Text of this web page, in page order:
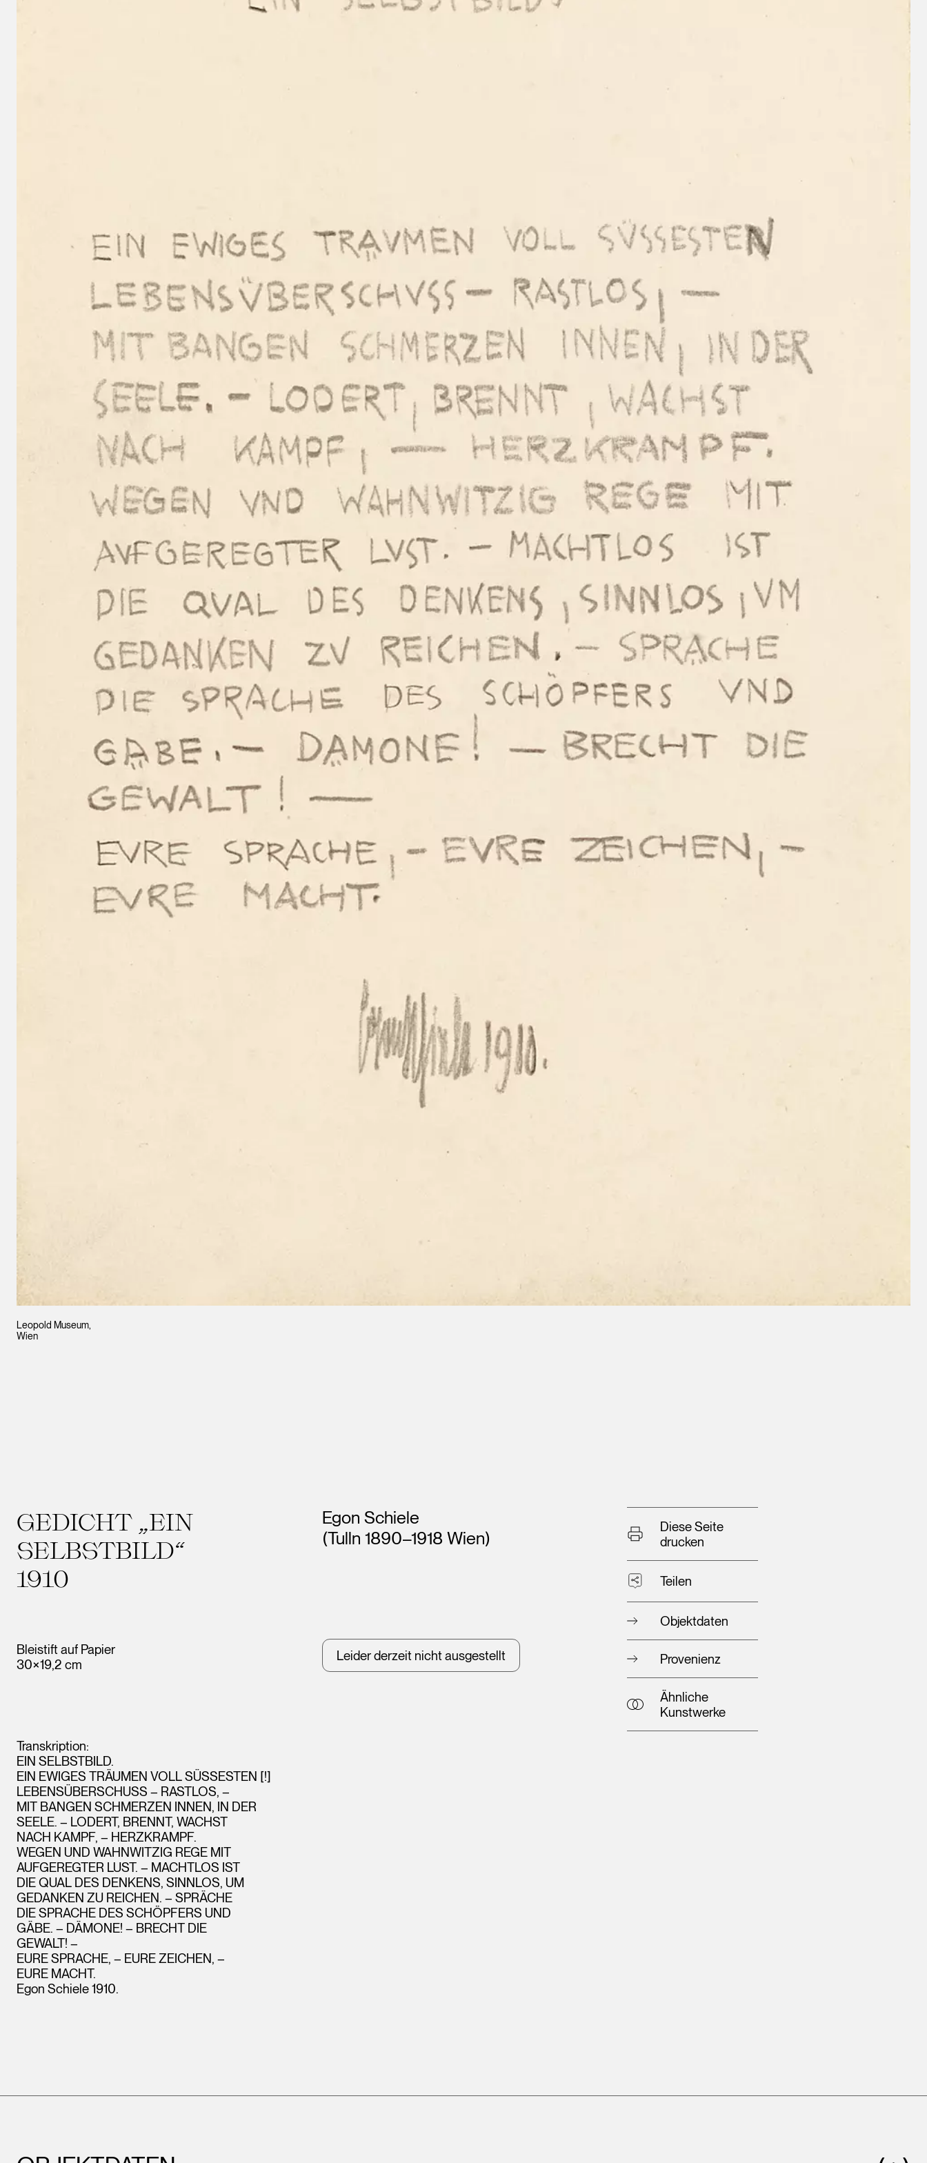
Leopold Museum,
Wien
GEDICHT „EIN
SELBSTBILD“
1910
Bleistift auf Papier
30×19,2 cm
Künstler*innen
Egon Schiele
(Tulln 1890–1918 Wien)
Leider derzeit nicht ausgestellt
Diese Seite
drucken
Teilen
Objektdaten
Provenienz
Ähnliche
Kunstwerke
Transkription:
EIN SELBSTBILD.
EIN EWIGES TRÄUMEN VOLL SÜSSESTEN [!]
LEBENSÜBERSCHUSS – RASTLOS, –
MIT BANGEN SCHMERZEN INNEN, IN DER
SEELE. – LODERT, BRENNT, WACHST
NACH KAMPF, – HERZKRAMPF.
WEGEN UND WAHNWITZIG REGE MIT
AUFGEREGTER LUST. – MACHTLOS IST
DIE QUAL DES DENKENS, SINNLOS, UM
GEDANKEN ZU REICHEN. – SPRÄCHE
DIE SPRACHE DES SCHÖPFERS UND
GÄBE. – DÄMONE! – BRECHT DIE
GEWALT! –
EURE SPRACHE, – EURE ZEICHEN, –
EURE MACHT.
Egon Schiele 1910.